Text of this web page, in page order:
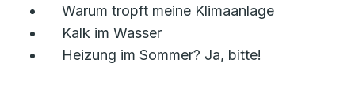
Warum tropft meine Klimaanlage
Kalk im Wasser
Heizung im Sommer? Ja, bitte!